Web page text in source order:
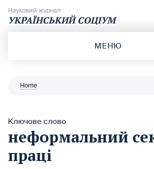
Науковий журнал
УКРАЇНСЬКИЙ СОЦІУМ
МЕНЮ
Home
Ключове слово
неформальний
праці